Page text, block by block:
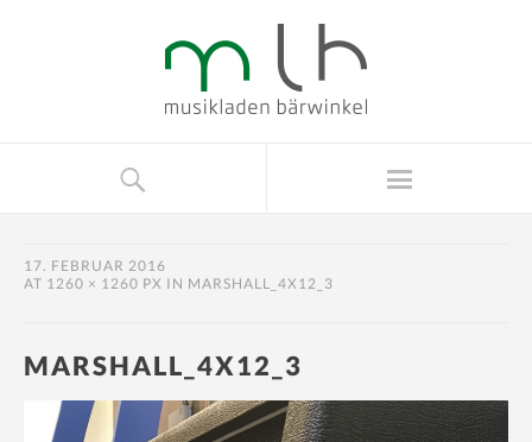
17. FEBRUAR 2016
AT 1260 × 1260 PX IN MARSHALL_4X12_3
MARSHALL_4X12_3